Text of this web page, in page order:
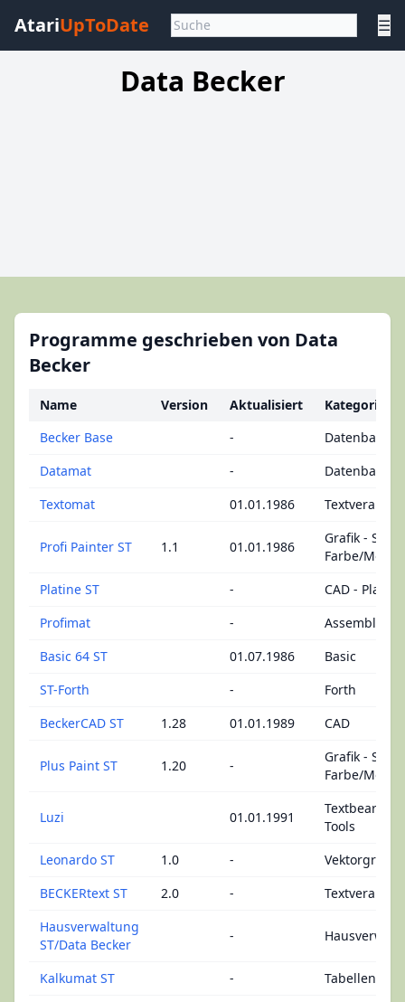
AtariUpToDate ☰
Data Becker
Programme geschrieben von Data
Becker
Name Version Aktualisiert
Kategorie
Becker Base
-
Datenbank
Datamat
-
Datenbank
Textomat
01.01.1986
Profi Painter ST 1.1 01.01.1986
Grafik - ST-
Farbe/
Platine ST
-
CAD -
Profimat
-
Assembler
Basic 64 ST
01.07.1986
Basic
ST-Forth
-
Forth
BeckerCAD ST
1.28 01.01.1989 CAD
Plus Paint ST 1.20 -
Grafik - ST-
Farbe/
Luzi 01.01.1991
Tools
Leonardo ST
1.0 -
Vektorgrafik
BECKERtext ST
2.0 -
Hausverwaltung
ST/Data Becker
-
Kalkumat ST -